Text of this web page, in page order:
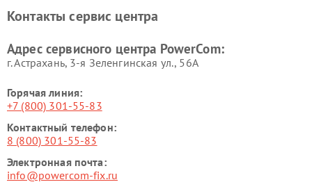
Контакты сервис центра
Адрес сервисного центра PowerCom:
г. Астрахань, 3-я Зеленгинская ул., 56А
Горячая линия:
+7 (800) 301-55-83
Контактный телефон:
8 (800) 301-55-83
Электронная почта:
info@powercom-fix.ru